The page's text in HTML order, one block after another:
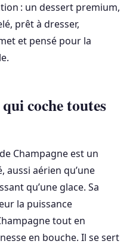
: un dessert premium,
prêt à dresser,
et pensé pour la
coche toutes
Champagne est un
aussi aérien qu’une
qu’une glace. Sa
la puissance
tout en
en bouche. Il se sert